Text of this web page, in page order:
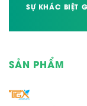
SỰ KHÁC BIỆT
SẢN PHẨM